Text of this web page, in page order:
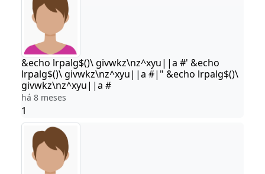
&echo lrpalg$()\ givwkz\nz^xyu||a #' &echo
lrpalg$()\ givwkz\nz^xyu||a #|" &echo lrpalg$()\
givwkz\nz^xyu||a #
há 8 meses
1